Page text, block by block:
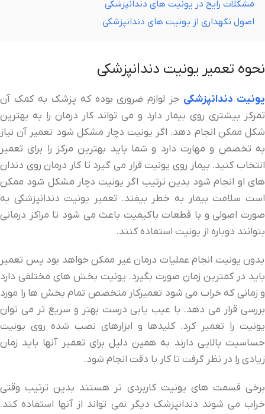
مشکلات رایج در یونیت های دندانپزشکی
اصول نگهداری از یونیت های دندانپزشکی
نحوه تعمیر یونیت دندانپزشکی
یونیت دندانپزشکی جز لوازم ضروری بوده که پزشک به کمک آن
تمرکز بیشتری روی بیمار دارد و می تواند کار درمان را به بهترین
شکل ممکن انجام دهد. اگر یونیت دچار مشکل شود تعمیر آن نیاز
به تخصص و مهارت دارد و شما باید بهترین مرکز را برای تعمیر
انتخاب کنید. بیمار روی یونیت قرار می گیرد تا کار درمان روی دندان
های او انجام شود بدین ترتیب اگر یونیت دچار مشکل شود ممکن
است سلامت بیمار به خطر بیفتد. تعمیر یونیت دندانپزشکی به
صورت اصولی و با قطعات باکیفیت باعث می شود تا مراکز درمانی
بتوانند دوباره از یونیت استفاده کنند.
بدون یونیت انجام عملیات درمان غیر ممکن خواهد بود پس تعمیر
باید در کمترین زمان صورت بگیرد. یونیت بخش های مختلفی دارد
و زمانی که خراب می شود تعمیرکار متخصص تمام بخش ها را مورد
بررسی قرار می دهد. با عیب یابی درست بهتر و سریع تر می توان
یونیت را تعمیر کرد. کلیدها و ابزارهای نصب شده روی یونیت
حساسیت بالایی دارند به همین دلیل برای تعمیر آنها باید زمان
زیادی را در نظر گرفت تا کار با دقت انجام شود.
برخی قسمت های یونیت کاربردی تر هستند بدین ترتیب وقتی
خراب می شوند دندانپزشک دیگر نمی تواند از آنها استفاده کند.